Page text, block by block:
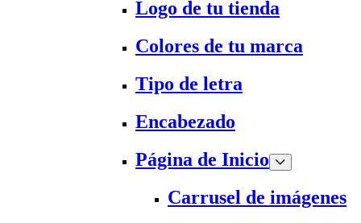
Logo de tu tienda
Colores de tu marca
Tipo de letra
Encabezado
Página de Inicio
Carrusel de imágenes